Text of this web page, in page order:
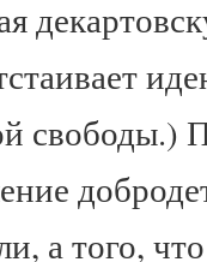
свободы.)
а того,